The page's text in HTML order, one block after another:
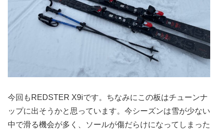
今回もREDSTER X9iです。ちなみにこの板はチューンナ
ップに出そうかと思っています。今シーズンは雪が少ない
中で滑る機会が多く、ソールが傷だらけになってしまった